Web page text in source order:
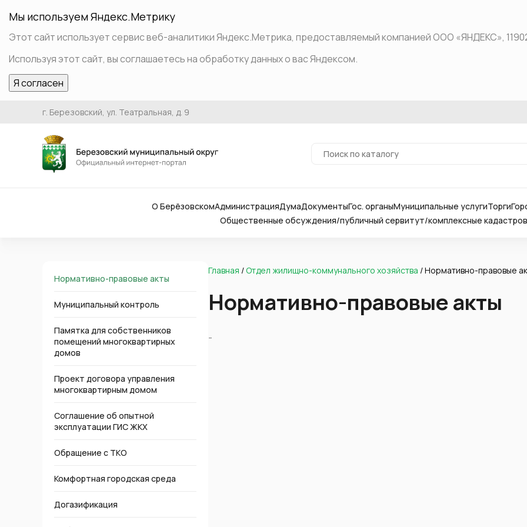
Мы используем Яндекс.Метрику
Этот сайт использует сервис веб-аналитики Яндекс.Метрика, предоставляемый компанией ООО «ЯНДЕКС»,
Используя этот сайт, вы соглашаетесь на обработку данных о вас Яндексом.
Я согласен
г. Березовский, ул. Театральная, д. 9
О БерёзовскомАдминистрацияДумаДокументыГос. органыМуниципальные услугиТорги
Общественные обсуждения/публичный сервитут/комплексные
Нормативно-правовые акты
Муниципальный контроль
Памятка для собственников
помещений многоквартирных
домов
Проект договора управления
многоквартирным домом
Соглашение об опытной
эксплуатации ГИС ЖКХ
Обращение с ТКО
Комфортная городская среда
Догазификация
Главная /Отдел жилищно-коммунального хозяйства /Нормативно-правовые
Нормативно-правовые акты
-